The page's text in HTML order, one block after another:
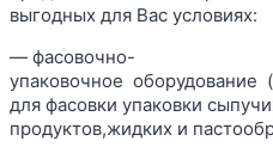
выгодных для Вас условиях:
— фасовочно-
упаковочное оборудование (
для фасовки упаковки
продуктов,жидких и